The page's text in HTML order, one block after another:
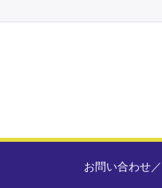
お問い合わせ／